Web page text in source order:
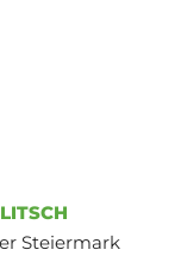
Steiermark